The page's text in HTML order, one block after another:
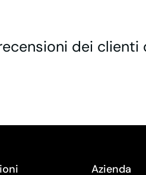
dei clienti
Azienda